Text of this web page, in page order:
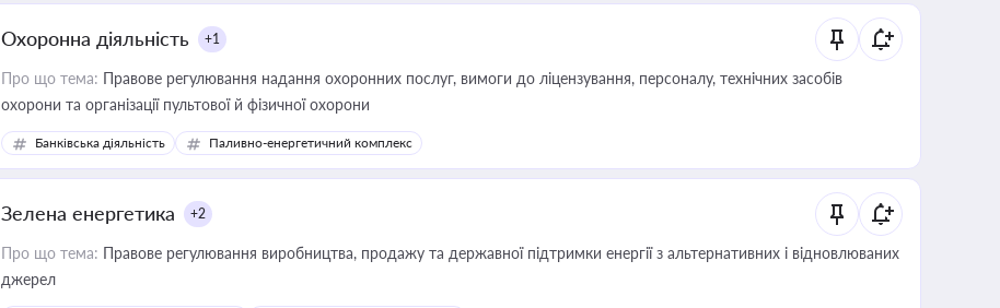
Охоронна діяльність +1
Про що тема: Правове регулювання надання охоронних послуг, вимоги до ліцензування, персоналу, технічних засобів
охорони та організації пультової й фізичної охорони
Банківська діяльність Паливно-енергетичний комплекс
Зелена енергетика +2
Про що тема: Правове регулювання виробництва, продажу та державної підтримки енергії з альтернативних і відновлюваних
джерел